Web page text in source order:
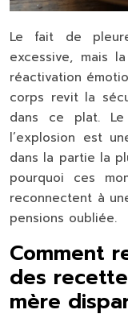
Le fait de
excessive, mais
réactivation
corps revit la
dans ce plat.
l’explosion est
dans la partie la
pourquoi ces
reconnectent à
pensions oubliée.
Comment
des
mère